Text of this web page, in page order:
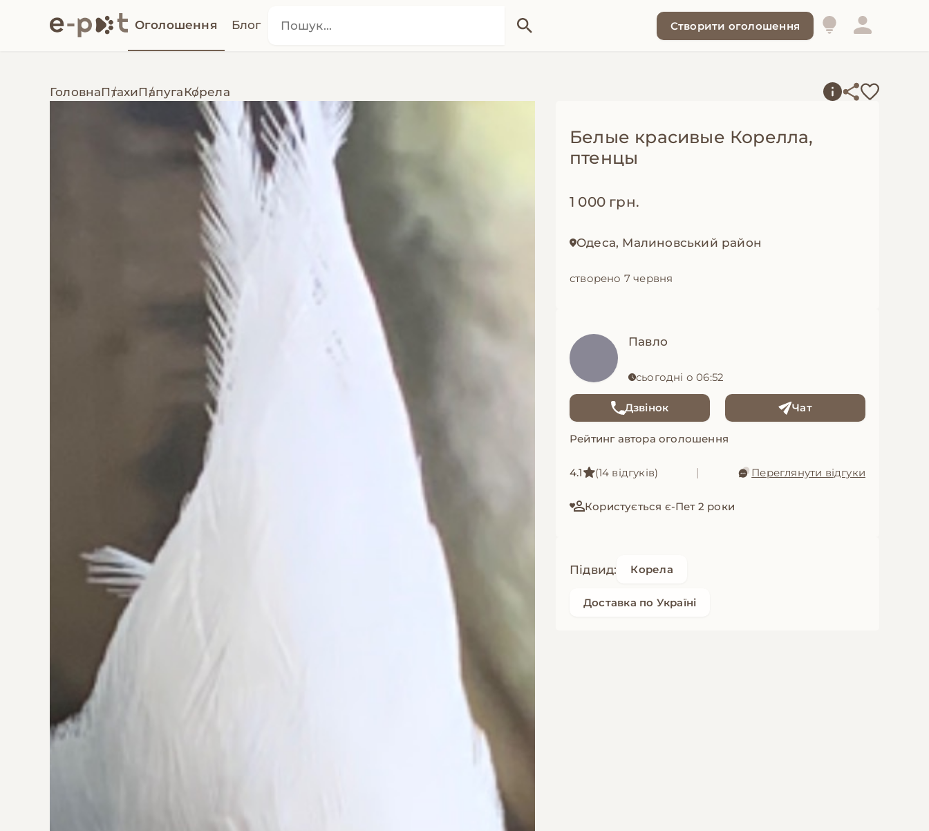
Оголошення Блог Створити оголошення
ГоловнаПтахиПапугаКорела
Белые красивые Корелла,
птенцы
1 000 грн.
Одеса, Малиновський район
створено 7 червня
Павло
сьогодні о 06:52
Дзвінок Чат
Рейтинг автора оголошення
4.1 (14 відгуків) | Переглянути відгуки
Користується є-Пет 2 роки
Підвид: Корела
Доставка по Україні